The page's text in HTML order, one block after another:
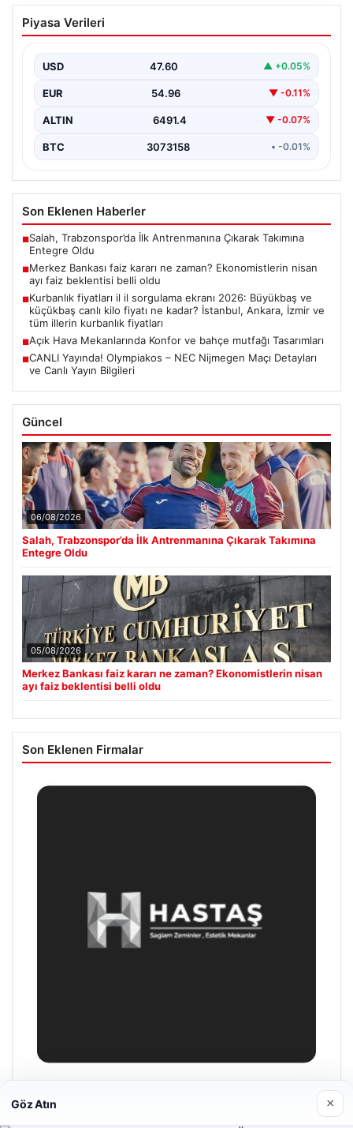
Merkez Bankası faiz kararı ne zaman?
Ekonomistlerin nisan ayı faiz beklentisi
Piyasa Verileri
USD 47.60 ▲ +0.05%
EUR 54.96 ▼ -0.11%
ALTIN 6491.4 ▼ -0.07%
BTC 3073158 • -0.01%
Son Eklenen Haberler
■Salah, Trabzonspor’da İlk Antrenmanına Çıkarak Takımına
Entegre Oldu
■Merkez Bankası faiz kararı ne zaman? Ekonomistlerin nisan
ayı faiz beklentisi belli oldu
■Kurbanlık fiyatları il il sorgulama ekranı 2026: Büyükbaş ve
küçükbaş canlı kilo fiyatı ne kadar? İstanbul, Ankara, İzmir ve
tüm illerin kurbanlık fiyatları
■Açık Hava Mekanlarında Konfor ve bahçe mutfağı Tasarımları
■CANLI Yayında! Olympiakos – NEC Nijmegen Maçı Detayları
ve Canlı Yayın Bilgileri
Güncel
06/08/2026
Salah, Trabzonspor’da İlk Antrenmanına Çıkarak Takımına
Entegre Oldu
05/08/2026
Merkez Bankası faiz kararı ne zaman? Ekonomistlerin nisan
ayı faiz beklentisi belli oldu
Son Eklenen Firmalar
Enes Kaplan Avukatlık Bürosu
Göz Atın ×